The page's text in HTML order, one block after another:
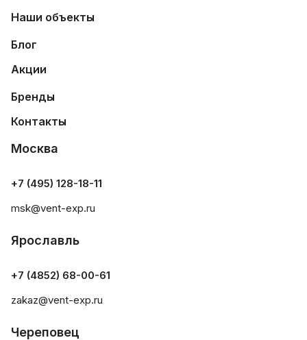
Наши объекты
Блог
Акции
Бренды
Контакты
Москва
+7 (495) 128-18-11
msk@vent-exp.ru
Ярославль
+7 (4852) 68-00-61
zakaz@vent-exp.ru
Череповец